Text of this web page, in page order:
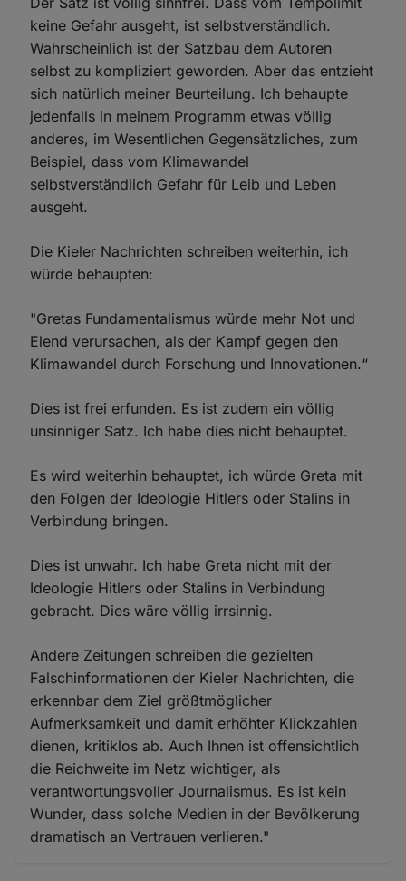
keine Gefahr ausgeht, ist selbstverständlich.
Wahrscheinlich ist der Satzbau dem Autoren
selbst zu kompliziert geworden. Aber das entzieht
sich natürlich meiner Beurteilung. Ich behaupte
jedenfalls in meinem Programm etwas völlig
anderes, im Wesentlichen Gegensätzliches, zum
Beispiel, dass vom Klimawandel
selbstverständlich Gefahr für Leib und Leben
ausgeht.
Die Kieler Nachrichten schreiben weiterhin, ich
würde behaupten:
"Gretas Fundamentalismus würde mehr Not und
Elend verursachen, als der Kampf gegen den
Klimawandel durch Forschung und Innovationen.“
Dies ist frei erfunden. Es ist zudem ein völlig
unsinniger Satz. Ich habe dies nicht behauptet.
Es wird weiterhin behauptet, ich würde Greta mit
den Folgen der Ideologie Hitlers oder Stalins in
Verbindung bringen.
Dies ist unwahr. Ich habe Greta nicht mit der
Ideologie Hitlers oder Stalins in Verbindung
gebracht. Dies wäre völlig irrsinnig.
Andere Zeitungen schreiben die gezielten
Falschinformationen der Kieler Nachrichten, die
erkennbar dem Ziel größtmöglicher
Aufmerksamkeit und damit erhöhter Klickzahlen
dienen, kritiklos ab. Auch Ihnen ist offensichtlich
die Reichweite im Netz wichtiger, als
verantwortungsvoller Journalismus. Es ist kein
Wunder, dass solche Medien in der Bevölkerung
dramatisch an Vertrauen verlieren."